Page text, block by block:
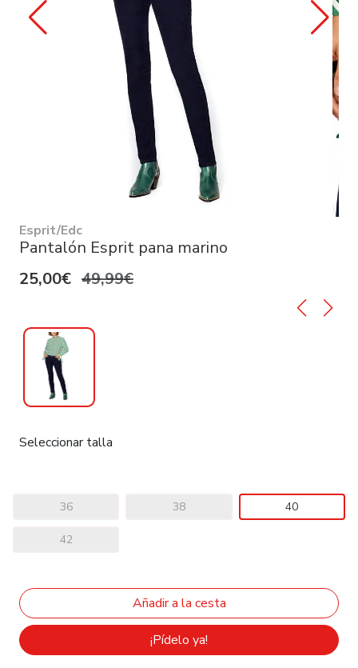
Esprit/Edc
Pantalón Esprit pana marino
25,00€ 49,99€
Seleccionar talla
36 38 40
42
¡Pídelo ya!